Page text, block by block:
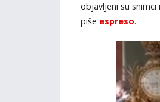
objavljeni su
piše espreso.